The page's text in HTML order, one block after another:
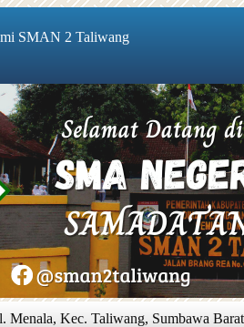
SMAN 2 Taliwang
Kec. Taliwang, Sumbawa